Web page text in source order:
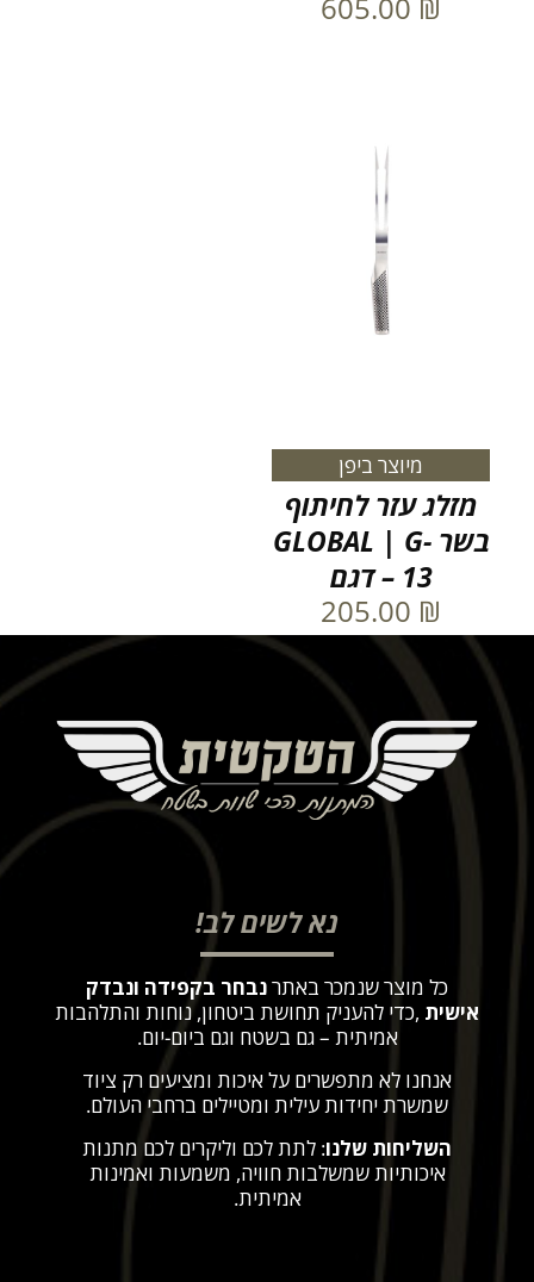
605.00 ₪
מיוצר ביפן
מזלג עזר לחיתוף
בשר GLOBAL | G-
13 – דגם
205.00 ₪
נא לשים לב!
כל מוצר שנמכר באתרנבחר בקפידה ונבדק
אישית ,כדי להעניק תחושת ביטחון, נוחות והתלהבות
אמיתית – גם בשטח וגם ביום-יום.
אנחנו לא מתפשרים על איכות ומציעים רק ציוד
שמשרת יחידות עילית ומטיילים ברחבי העולם.
השליחות שלנו: לתת לכם וליקרים לכם מתנות
איכותיות שמשלבות חוויה, משמעות ואמינות
אמיתית.